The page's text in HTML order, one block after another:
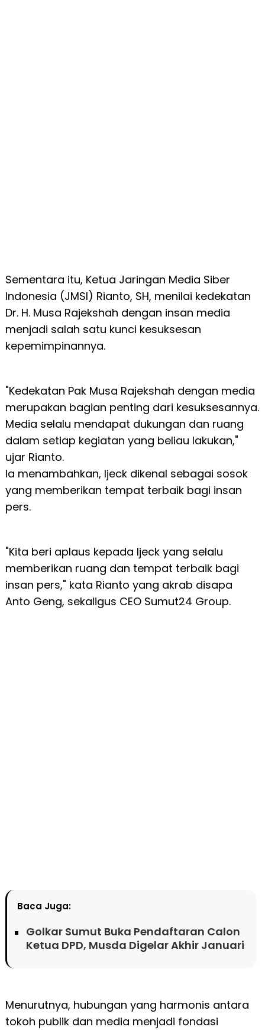
Sementara itu, Ketua Jaringan Media Siber
Indonesia (JMSI) Rianto, SH, menilai kedekatan
Dr. H. Musa Rajekshah dengan insan media
menjadi salah satu kunci kesuksesan
kepemimpinannya.
"Kedekatan Pak Musa Rajekshah dengan media
merupakan bagian penting dari kesuksesannya.
Media selalu mendapat dukungan dan ruang
dalam setiap kegiatan yang beliau lakukan,"
ujar Rianto.
Ia menambahkan, Ijeck dikenal sebagai sosok
yang memberikan tempat terbaik bagi insan
pers.
"Kita beri aplaus kepada Ijeck yang selalu
memberikan ruang dan tempat terbaik bagi
insan pers," kata Rianto yang akrab disapa
Anto Geng, sekaligus CEO Sumut24 Group.
Baca Juga:
Golkar Sumut Buka Pendaftaran Calon
Ketua DPD, Musda Digelar Akhir Januari
Menurutnya, hubungan yang harmonis antara
tokoh publik dan media menjadi fondasi